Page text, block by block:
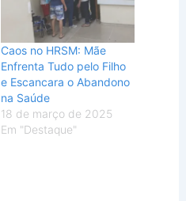
Caos no HRSM: Mãe
Enfrenta Tudo pelo Filho
e Escancara o Abandono
na Saúde
18 de março de 2025
Em "Destaque"